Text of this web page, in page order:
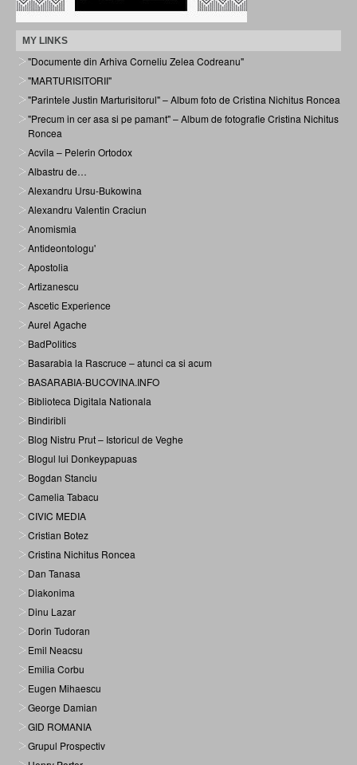
MY LINKS
"Documente din Arhiva Corneliu Zelea Codreanu"
"MARTURISITORII"
"Parintele Justin Marturisitorul" – Album foto de Cristina Nichitus Roncea
"Precum in cer asa si pe pamant" – Album de fotografie Cristina Nichitus
Roncea
Acvila – Pelerin Ortodox
Albastru de…
Alexandru Ursu-Bukowina
Alexandru Valentin Craciun
Anomismia
Antideontologu'
Apostolia
Artizanescu
Ascetic Experience
Aurel Agache
BadPolitics
Basarabia la Rascruce – atunci ca si acum
BASARABIA-BUCOVINA.INFO
Biblioteca Digitala Nationala
Bindiribli
Blog Nistru Prut – Istoricul de Veghe
Blogul lui Donkeypapuas
Bogdan Stanciu
Camelia Tabacu
CIVIC MEDIA
Cristian Botez
Cristina Nichitus Roncea
Dan Tanasa
Diakonima
Dinu Lazar
Dorin Tudoran
Emil Neacsu
Emilia Corbu
Eugen Mihaescu
George Damian
GID ROMANIA
Grupul Prospectiv